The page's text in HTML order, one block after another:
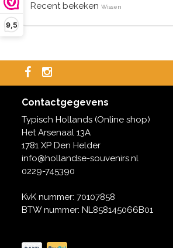
9,5
Recent bekeken Wissen
Contactgegevens
Typisch Hollands (Online shop)
Het Arsenaal 13A
1781 XP Den Helder
info@hollandse-souvenirs.nl
0229-745390
KvK nummer: 70107858
BTW nummer: NL858145066B01